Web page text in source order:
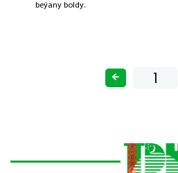
beýany boldy.